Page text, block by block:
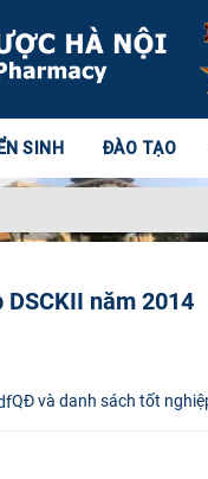
SINH ĐÀO TẠO
năm 2014
QĐ và danh sách tốt